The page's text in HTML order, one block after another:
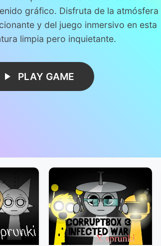
gráfico. Disfruta de la atmósfera
y del juego inmersivo en esta
limpia pero inquietante.
PLAY GAME